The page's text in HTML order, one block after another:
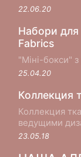
22.06.20
Набори для
Fabrics
"Міні-бокси"
25.04.20
Коллекция
Коллекция
ведущими
23.05.18